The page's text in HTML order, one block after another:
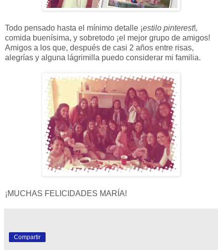
Todo pensado hasta el mínimo detalle ¡estilo pinterest!,
comida buenísima, y sobretodo ¡el mejor grupo de amigos!
Amigos a los que, después de casi 2 años entre risas,
alegrías y alguna lágrimilla puedo considerar mi familia.
¡MUCHAS FELICIDADES MARÍA!
Compartir